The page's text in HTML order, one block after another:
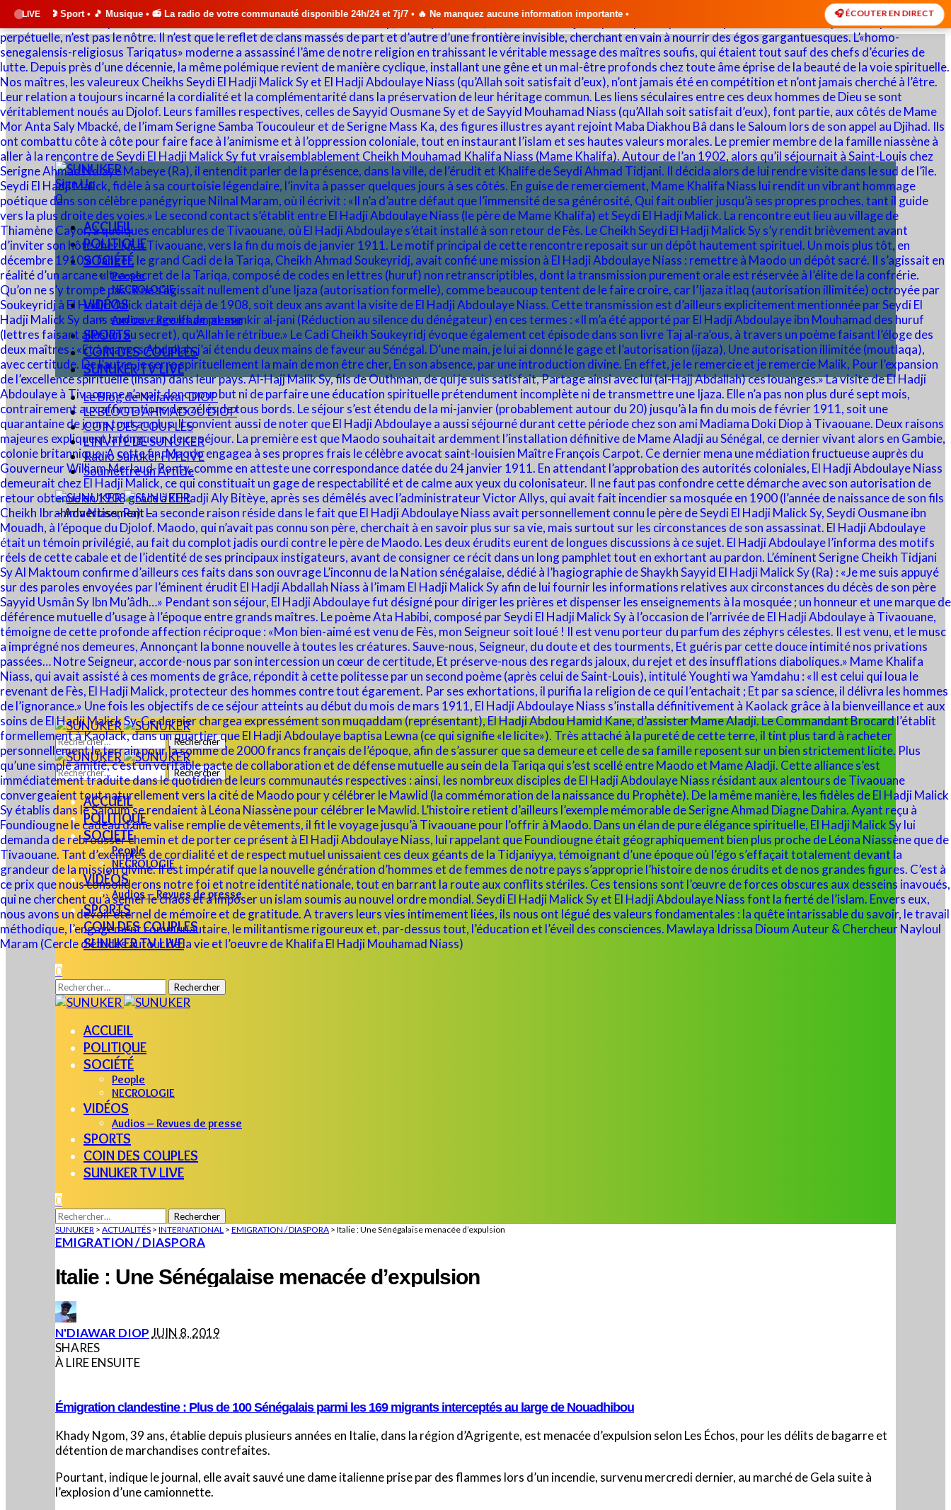
LIVE
• 🎵 Musique • 📻 La radio de votre communauté disponible 24h/24 et 7j/7 • 🔥 Ne manquez aucune information importante • 🎧 ÉCOUTER EN DIRECT
Sign Up
0
ACCUEIL
POLITIQUE
SOCIÉTÉ
People
NECROLOGIE
VIDÉOS
Audios – Revues de presse
SPORTS
COIN DES COUPLES
SUNUKER TV LIVE
Le Blog de Ndiawar DIOP
LE BLOG D’AHMADOU DIOP
COIN DES COUPLES
L’INVITÉ DE SUNUKER
Radio Sunuker FM LIVE
Soumettre un Article
– Advertisement –
Rechercher :
Rechercher :
ACCUEIL
POLITIQUE
SOCIÉTÉ
People
NECROLOGIE
VIDÉOS
Audios – Revues de presse
SPORTS
COIN DES COUPLES
SUNUKER TV LIVE
0
Rechercher :
ACCUEIL
POLITIQUE
SOCIÉTÉ
People
NECROLOGIE
VIDÉOS
Audios – Revues de presse
SPORTS
COIN DES COUPLES
SUNUKER TV LIVE
0
Rechercher :
SUNUKER > ACTUALITÉS > INTERNATIONAL > EMIGRATION / DIASPORA > Italie : Une Sénégalaise menacée d’expulsion
EMIGRATION / DIASPORA
Italie : Une Sénégalaise menacée d’expulsion
POSTED
BY
N'DIAWAR DIOPJUIN 8, 2019
SHARES
À LIRE ENSUITE
Émigration clandestine : Plus de 100 Sénégalais parmi les 169 migrants interceptés au large de Nouadhibou
Khady Ngom, 39 ans, établie depuis plusieurs années en Italie, dans la région d’Agrigente, est menacée d’expulsion selon Les Échos, pour les délits de bagarre et
détention de marchandises contrefaites.
Pourtant, indique le journal, elle avait sauvé une dame italienne prise par des flammes lors d’un incendie, survenu mercredi dernier, au marché de Gela suite à
l’explosion d’une camionnette.